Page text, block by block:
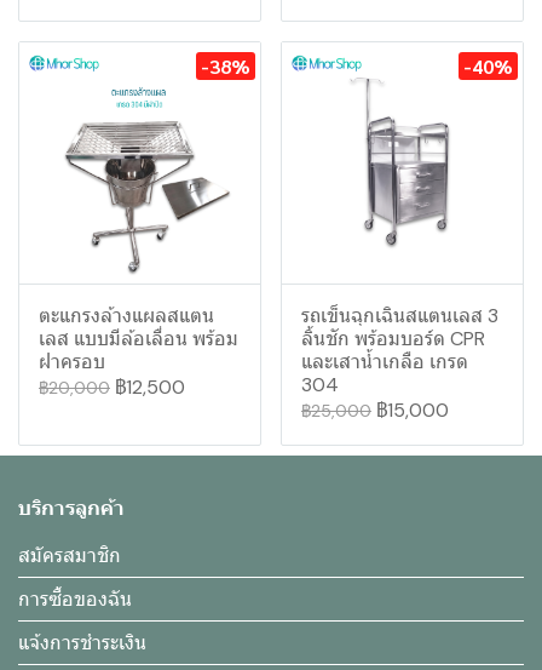
-38%
ตะแกรงล้างแผลสแตน
เลส แบบมีล้อเลื่อน พร้อม
ฝาครอบ
฿20,000 ฿12,500
-40%
รถเข็นฉุกเฉินสแตนเลส 3
ลิ้นชัก พร้อมบอร์ด CPR
และเสาน้ำเกลือ เกรด
304
฿25,000 ฿15,000
บริการลูกค้า
สมัครสมาชิก
การซื้อของฉัน
แจ้งการชำระเงิน